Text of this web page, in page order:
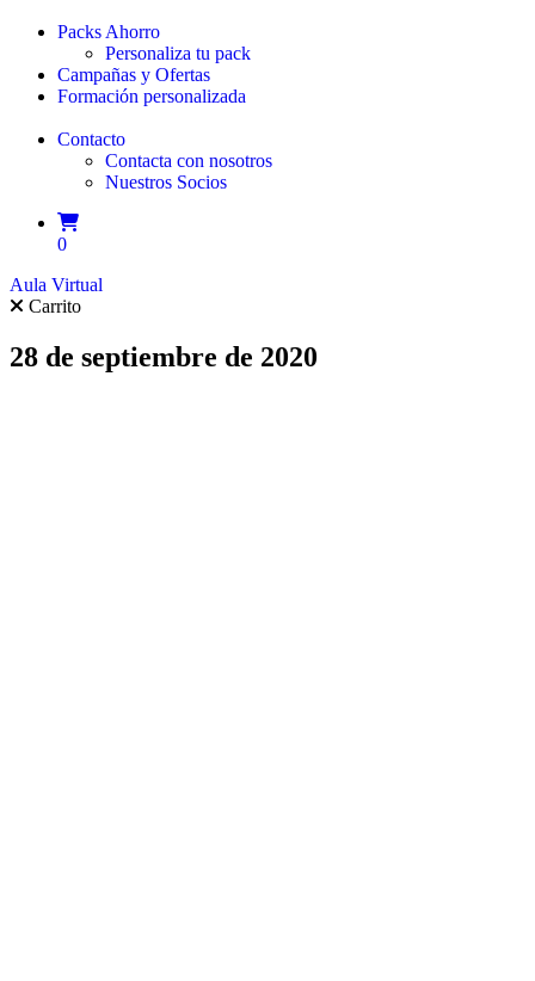
Packs Ahorro
Personaliza tu pack
Campañas y Ofertas
Formación personalizada
Contacto
Contacta con nosotros
Nuestros Socios
0
Aula Virtual
Carrito
28 de septiembre de 2020